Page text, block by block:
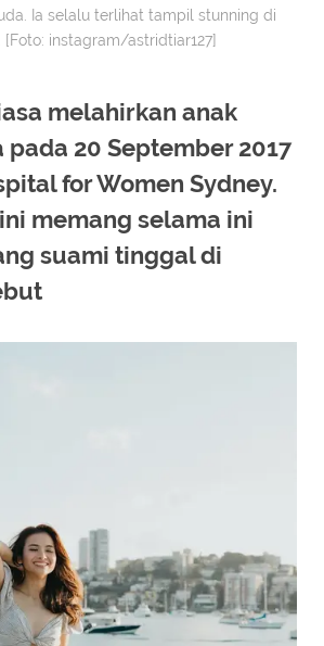
Ia selalu terlihat tampil stunning di
instagram/astridtiar127]
melahirkan anak
20 September 2017
for Women Sydney.
memang selama ini
suami tinggal di